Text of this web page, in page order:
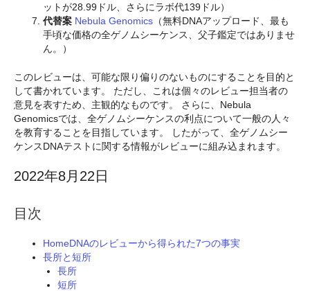
ットが28.99ドル、さらにラボ代139ドル）
代替案 Nebula Genomics （無料DNAアップロード、最も
手頃な価格の全ゲノムシーケンス、父子鑑定ではありませ
ん。）
このレビューは、可能な限り偏りのないものにすることを目的と
して書かれています。 ただし、これは個々のレビュー担当者の
意見を表すため、主観的なものです。 さらに、Nebula
Genomicsでは、全ゲノムシーケンスの利点について一般の人々
を教育することを目指しています。 したがって、全ゲノムシー
ケンスDNAテストに関する情報がレビューに組み込まれます。
2022年8月22日
目次
HomeDNAのレビューから得られた7つの事実
長所と短所
長所
短所